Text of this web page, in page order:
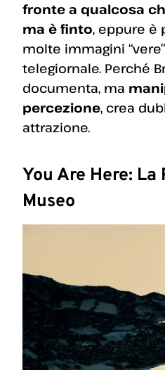
fronte a qualcosa
ma è finto, eppure è
molte immagini
telegiornale. Perché
documenta, ma
percezione, crea
attrazione.
You Are Here: La
Museo